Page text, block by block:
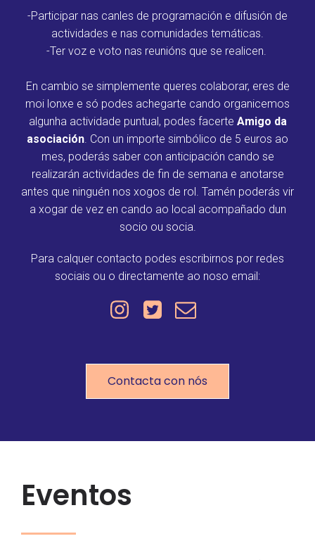
-Participar nas canles de programación e difusión de
actividades e nas comunidades temáticas.
-Ter voz e voto nas reunións que se realicen.
En cambio se simplemente queres colaborar, eres de
moi lonxe e só podes achegarte cando organicemos
algunha actividade puntual, podes facerte Amigo da
asociación . Con un importe simbólico de 5 euros ao
mes, poderás saber con anticipación cando se
realizarán actividades de fin de semana e anotarse
antes que ninguén nos xogos de rol. Tamén poderás vir
a xogar de vez en cando ao local acompañado dun
socio ou socia.
Para calquer contacto podes escribirnos por redes
sociais ou o directamente ao noso email:
Contacta con nós
Eventos